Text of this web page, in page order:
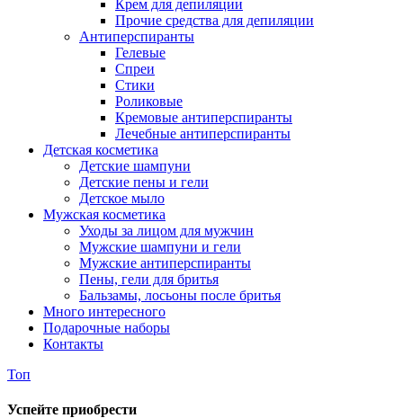
Крем для депиляции
Прочие средства для депиляции
Антиперспиранты
Гелевые
Спреи
Стики
Роликовые
Кремовые антиперспиранты
Лечебные антиперспиранты
Детская косметика
Детские шампуни
Детские пены и гели
Детское мыло
Мужская косметика
Уходы за лицом для мужчин
Мужские шампуни и гели
Мужские антиперспиранты
Пены, гели для бритья
Бальзамы, лосьоны после бритья
Много интересного
Подарочные наборы
Контакты
Топ
Успейте приобрести